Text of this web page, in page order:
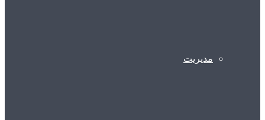
مدیریت